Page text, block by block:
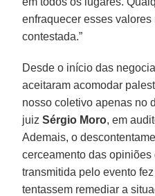
enfraquecer esses
contestada.”
Desde o início das
aceitaram acomodar
nosso coletivo apenas no
juiz Sérgio Moro, em
Ademais, o
cerceamento das
transmitida pelo evento
tentassem remediar a